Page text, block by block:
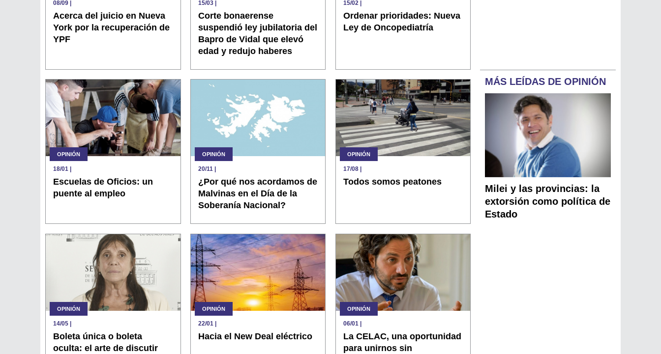
08/09 |
Acerca del juicio en Nueva
York por la recuperación de
YPF
15/03|
Corte bonaerense
suspendió ley jubilatoria del
Bapro de Vidal que elevó
edad y redujo haberes
15/02 |
Ordenar prioridades: Nueva
Ley de Oncopediatría
OPINIÓN
18/01
Escuelas de Oficios: un
puente al empleo
OPINIÓN
20/11|
¿Por qué nos acordamos de
Malvinas en el Día de la
Soberanía Nacional?
OPINIÓN
17/08|
Todos somos peatones
OPINIÓN
14/05
Boleta única o boleta
oculta: el arte de discutir
OPINIÓN
22/01|
Hacia el New Deal eléctrico
OPINIÓN
06/01|
La CELAC, una oportunidad
para unirnos sin
MÁS LEÍDAS DE OPINIÓN
Milei y las provincias: la
extorsión como política de
Estado